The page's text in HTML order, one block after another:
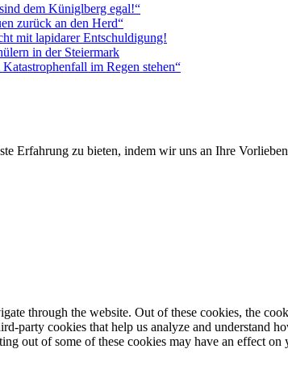
dem Küniglberg egal!“
zurück an den Herd“
mit lapidarer Entschuldigung!
in der Steiermark
im Regen stehen“
Erfahrung zu bieten, indem wir uns an Ihre
through the website. Out of these cookies, the
party cookies that help us analyze and understand
out of some of these cookies may have an effect